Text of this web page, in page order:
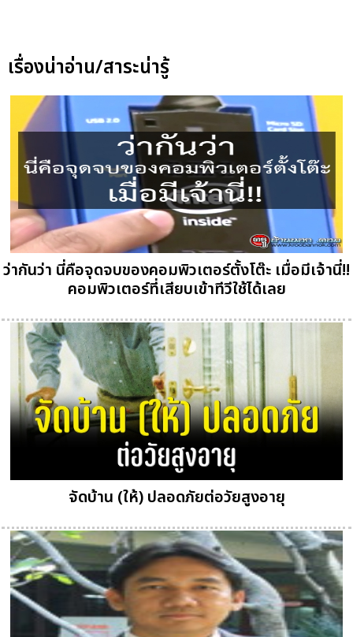
เรื่องน่าอ่าน/สาระน่ารู้
ว่ากันว่า นี่คือจุดจบของคอมพิวเตอร์ตั้งโต๊ะ เมื่อมีเจ้านี่!!
คอมพิวเตอร์ที่เสียบเข้าทีวีใช้ได้เลย
จัดบ้าน (ให้) ปลอดภัยต่อวัยสูงอายุ